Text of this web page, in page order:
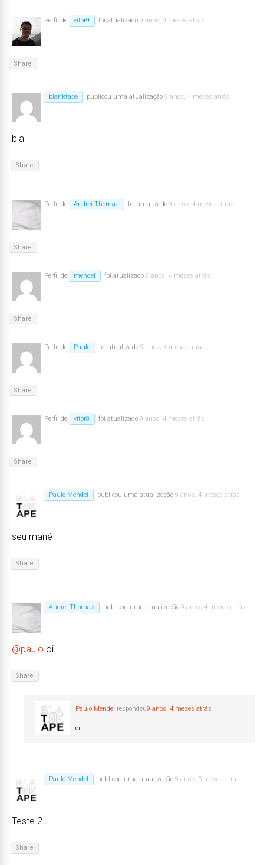
Perfil de vitor9 foi atualizado 9 anos, 4 meses atrás
Share
blanktape publicou uma atualização 9 anos, 4 meses atrás
bla
Share
Perfil de Andrei Thomaz foi atualizado 9 anos, 4 meses atrás
Share
Perfil de mendel foi atualizado 9 anos, 4 meses atrás
Share
Perfil de Paulo foi atualizado 9 anos, 4 meses atrás
Share
Perfil de vitor8 foi atualizado 9 anos, 4 meses atrás
Share
Paulo Mendel publicou uma atualização 9 anos, 4 meses atrás
seu mané
Share
Andrei Thomaz publicou uma atualização 9 anos, 4 meses atrás
@paulo oi
Share
Paulo Mendel respondeu9 anos, 4 meses atrás
oi
Paulo Mendel publicou uma atualização 9 anos, 5 meses atrás
Teste 2
Share